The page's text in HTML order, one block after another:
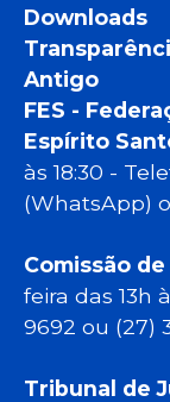
Downloads
Antigo
FES -
Espírito
às 18:30 -
(WhatsApp)
Comissão
feira das 13h
9692 ou (27)
Tribunal de